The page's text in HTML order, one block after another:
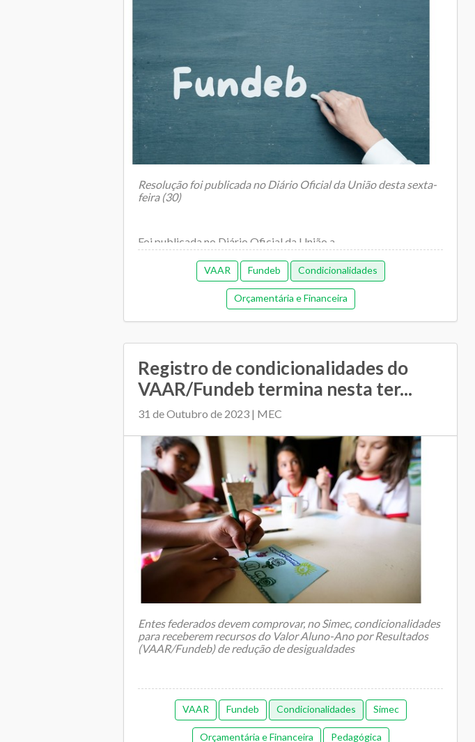
Resolução foi publicada no Diário Oficial da União desta sexta-
feira (30)
Foi publicada no Diário Oficial da União a
VAAR Fundeb Condicionalidades
Orçamentária e Financeira
Registro de condicionalidades do
VAAR/Fundeb termina nesta ter...
31 de Outubro de 2023 | MEC
Entes federados devem comprovar, no Simec, condicionalidades
para receberem recursos do Valor Aluno-Ano por Resultados
(VAAR/Fundeb) de redução de desigualdades
Termina nesta ter&cce...
VAAR Fundeb Condicionalidades Simec
Orçamentária e Financeira Pedagógica